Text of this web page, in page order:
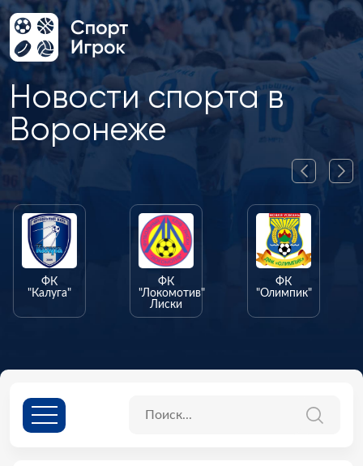
Новости спорта в
Воронеже
ФК
"Калуга"
ФК
"Локомотив"
Лиски
ФК
"Олимпик"